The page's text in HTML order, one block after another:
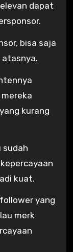
dapat
bisa saja
atasnya.
kurang
sudah
kuat.
yang
merk